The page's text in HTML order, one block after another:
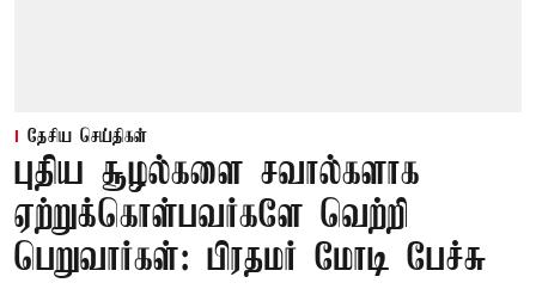
தேசிய செய்திகள்
புதிய சூழல்களை சவால்களாக
ஏற்றுக்கொள்பவர்களே வெற்றி
பெறுவார்கள்: பிரதமர் மோடி பேச்சு